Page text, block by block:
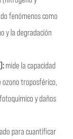
fenómenos como
y la degradación
mide la capacidad
troposférico,
y daños
para cuantificar